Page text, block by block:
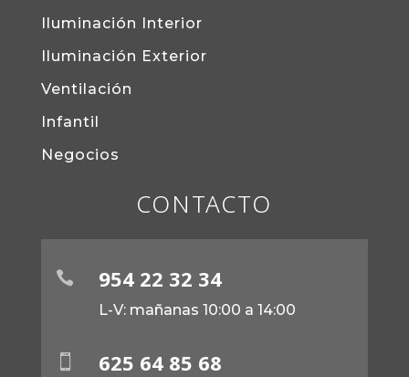
Iluminación Interior
Iluminación Exterior
Ventilación
Infantil
Negocios
CONTACTO
 954 22 32 34
L-V: mañanas 10:00 a 14:00
 625 64 85 68